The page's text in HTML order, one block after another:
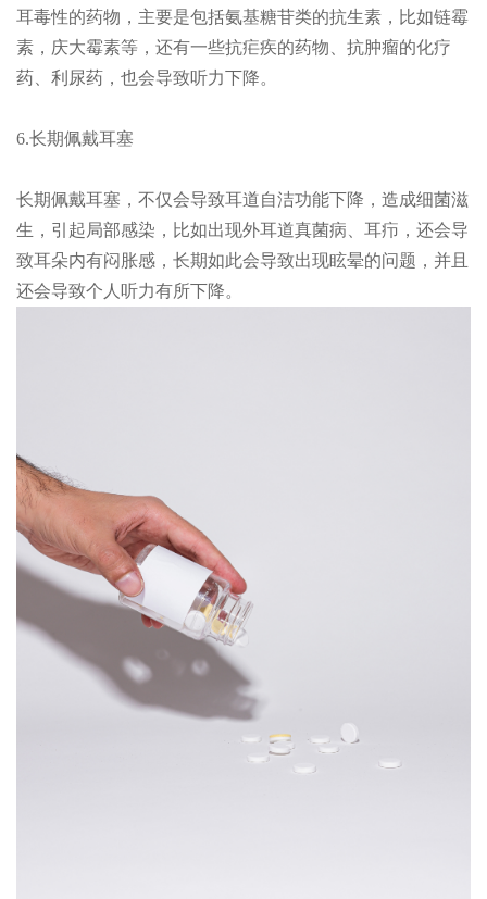
耳毒性的药物，主要是包括氨基糖苷类的抗生素，比如链霉
素，庆大霉素等，还有一些抗疟疾的药物、抗肿瘤的化疗
药、利尿药，也会导致听力下降。
6.长期佩戴耳塞
长期佩戴耳塞，不仅会导致耳道自洁功能下降，造成细菌滋
生，引起局部感染，比如出现外耳道真菌病、耳疖，还会导
致耳朵内有闷胀感，长期如此会导致出现眩晕的问题，并且
还会导致个人听力有所下降。